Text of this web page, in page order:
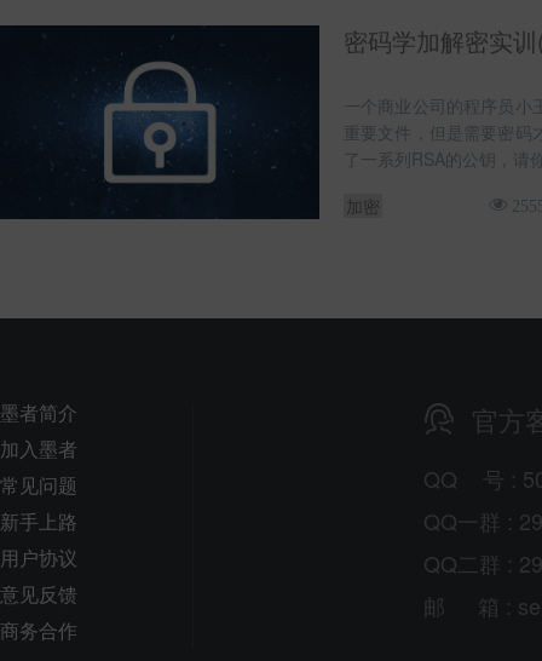
密码学加解密实
一个商业公司的程序员小
重要文件，但是需要密码
了一系列RSA的公钥，请
加密
墨者简介
加入墨者
常见问题
新手上路
用户协议
意见反馈
商务合作
官方
QQ 号 :
QQ一群 :
QQ二群 :
邮
箱 :